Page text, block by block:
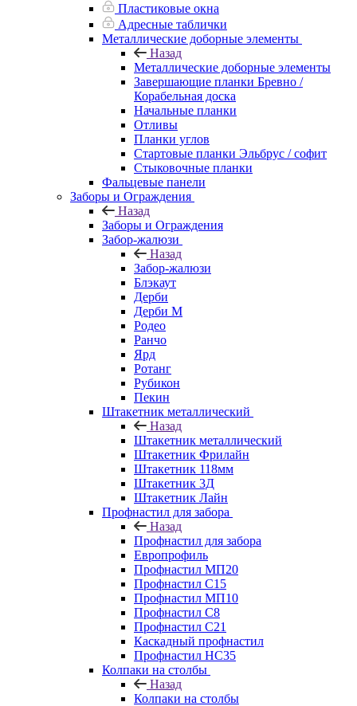
Пластиковые окна
Адресные таблички
Металлические доборные элементы
Назад
Металлические доборные элементы
Завершающие планки Бревно /
Корабельная доска
Начальные планки
Отливы
Планки углов
Стартовые планки Эльбрус / софит
Стыковочные планки
Фальцевые панели
Заборы и Ограждения
Назад
Заборы и Ограждения
Забор-жалюзи
Назад
Забор-жалюзи
Блэкаут
Дерби
Дерби M
Родео
Ранчо
Ярд
Ротанг
Рубикон
Пекин
Штакетник металлический
Назад
Штакетник металлический
Штакетник Фрилайн
Штакетник 118мм
Штакетник 3Д
Штакетник Лайн
Профнастил для забора
Назад
Профнастил для забора
Европрофиль
Профнастил МП20
Профнастил C15
Профнастил МП10
Профнастил C8
Профнастил C21
Каскадный профнастил
Профнастил НС35
Колпаки на столбы
Назад
Колпаки на столбы